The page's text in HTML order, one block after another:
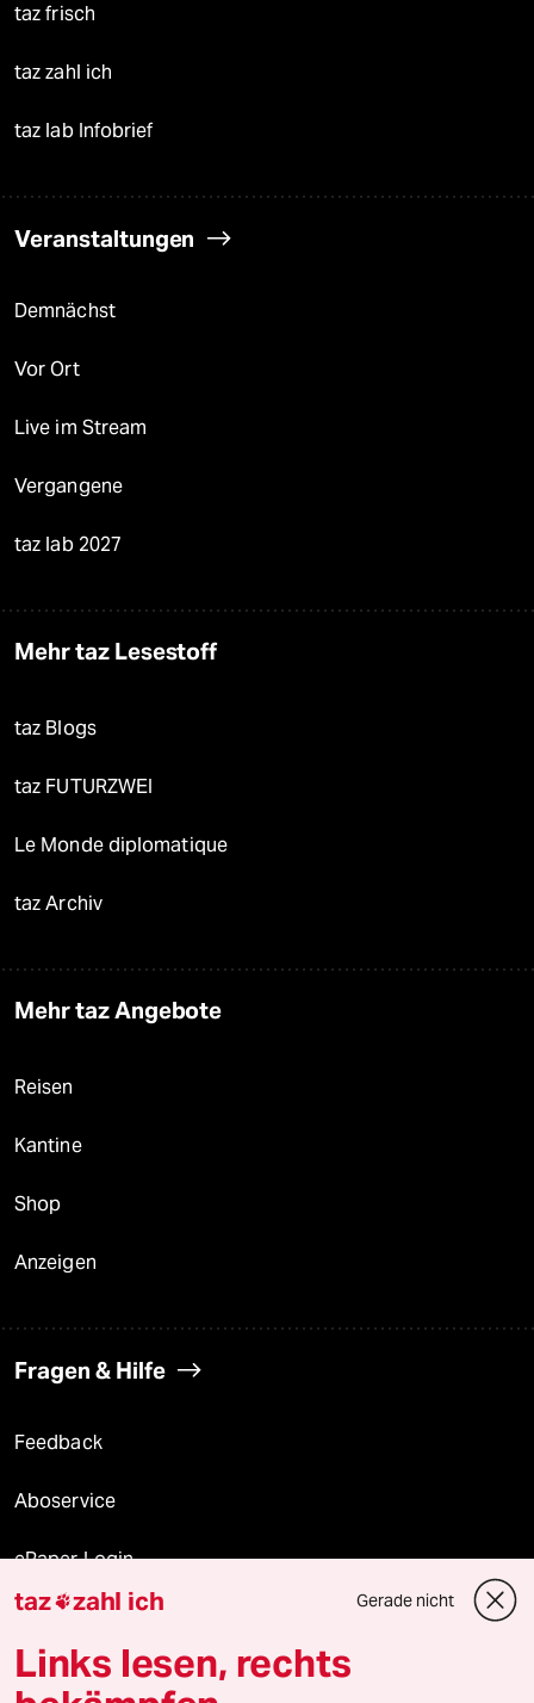
taz frisch
taz zahl ich
taz lab Infobrief
Veranstaltungen
Demnächst
Vor Ort
Live im Stream
Vergangene
taz lab 2027
Mehr taz Lesestoff
taz Blogs
taz FUTURZWEI
Le Monde diplomatique
taz Archiv
Mehr taz Angebote
Reisen
Kantine
Shop
Anzeigen
Fragen & Hilfe
Feedback
Aboservice
ePaper Login
Downloads für Abonnierende
taz zahl ich Gerade nicht
Links lesen, rechts